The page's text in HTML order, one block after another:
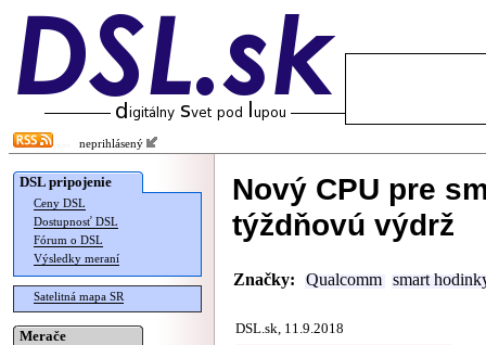
neprihlásený
DSL pripojenie
Ceny DSL
Dostupnosť DSL
Fórum o DSL
Výsledky meraní
Satelitná mapa SR
Merače
Nový CPU pre
týždňovú výdrž
Značky: Qualcomm smart
DSL.sk, 11.9.2018